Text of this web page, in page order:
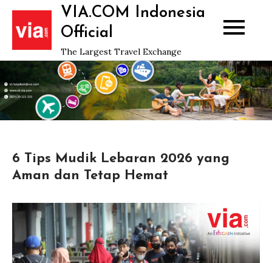
Skip
content
VIA.COM Indonesia
Official
The Largest Travel Exchange
6 Tips Mudik Lebaran 2026 yang
Aman dan Tetap Hemat